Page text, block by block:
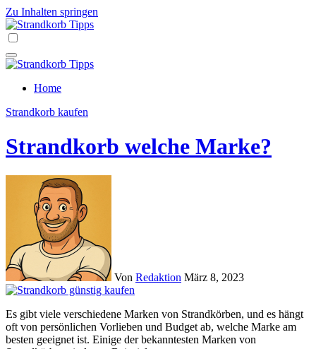
Zu Inhalten springen
Home
Strandkorb kaufen
Strandkorb welche Marke?
Von Redaktion März 8, 2023
Es gibt viele verschiedene Marken von Strandkörben, und es hängt
oft von persönlichen Vorlieben und Budget ab, welche Marke am
besten geeignet ist. Einige der bekanntesten Marken von